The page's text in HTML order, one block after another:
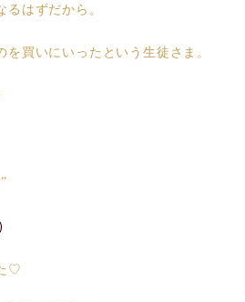
るはずだから。
買いにいったという生徒さま。
♡